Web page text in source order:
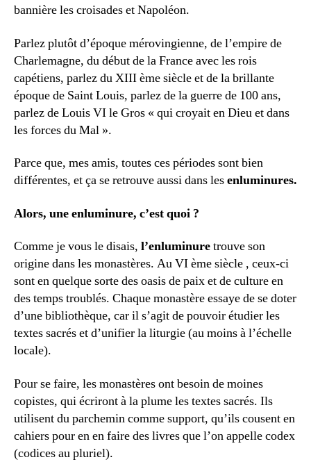
bannière les croisades et Napoléon.
Parlez plutôt d’époque mérovingienne, de l’empire de
Charlemagne, du début de la France avec les rois
capétiens, parlez du XIII ème siècle et de la brillante
époque de Saint Louis, parlez de la guerre de 100 ans,
parlez de Louis VI le Gros « qui croyait en Dieu et dans
les forces du Mal ».
Parce que, mes amis, toutes ces périodes sont bien
différentes, et ça se retrouve aussi dans lesenluminures.
Alors, une enluminure, c’est quoi ?
Comme je vous le disais, l’enluminuretrouve son
origine dans les monastères. Au VI ème siècle , ceux-ci
sont en quelque sorte des oasis de paix et de culture en
des temps troublés. Chaque monastère essaye de se doter
d’une bibliothèque, car il s’agit de pouvoir étudier les
textes sacrés et d’unifier la liturgie (au moins à l’échelle
locale).
Pour se faire, les monastères ont besoin de moines
copistes, qui écriront à la plume les textes sacrés. Ils
utilisent du parchemin comme support, qu’ils cousent en
cahiers pour en en faire des livres que l’on appelle codex
(codices au pluriel).